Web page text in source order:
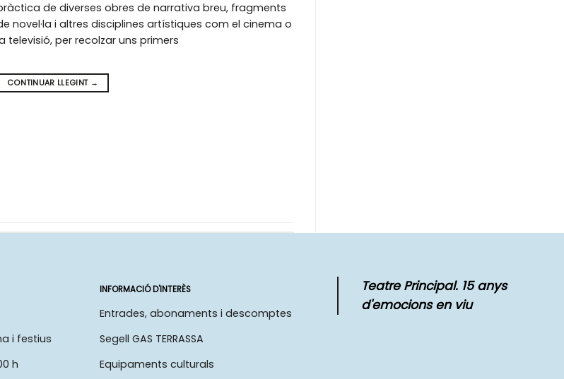
de diverses obres de narrativa breu, fragments
novel·la i altres disciplines artístiques com el cinema o
televisió, per recolzar uns primers
CONTINUAR LLEGINT →
i festius
h
INFORMACIÓ D'INTERÈS
Entrades, abonaments i descomptes
Segell GAS TERRASSA
Equipaments culturals
Teatre Principal. 15 anys
d'emocions en viu